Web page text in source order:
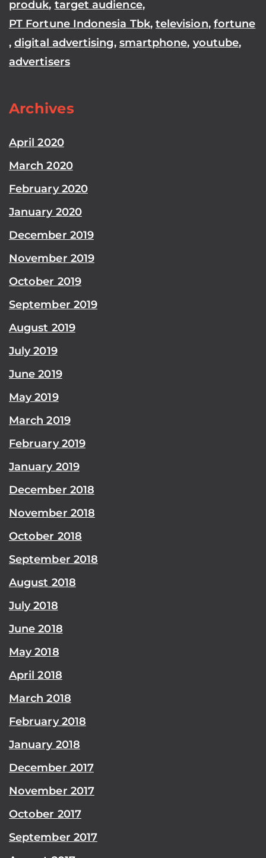
produk, target audience,
PT Fortune Indonesia Tbk, television, fortune
,digital advertising, smartphone, youtube,
advertisers
Archives
April 2020
March 2020
February 2020
January 2020
December 2019
November 2019
October 2019
September 2019
August 2019
July 2019
June 2019
May 2019
March 2019
February 2019
January 2019
December 2018
November 2018
October 2018
September 2018
August 2018
July 2018
June 2018
May 2018
April 2018
March 2018
February 2018
January 2018
December 2017
November 2017
October 2017
September 2017